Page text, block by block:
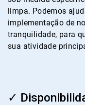
limpa. Podemos
implementação de
tranquilidade, para
sua atividade
✓